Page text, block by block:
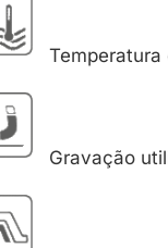
Gravação